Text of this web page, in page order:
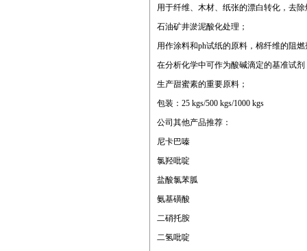
用于纤维、木材、纸张的漂白转化，去
石油矿井淤泥酸化处理；
用作涂料和ph试纸的原料，棉纤维的阻
在分析化学中可作为酸碱滴定的基准试剂
生产甜蜜素的重要原料；
包装：25 kgs/500 kgs/1000 kgs
公司其他产品推荐：
尼卡巴嗪
氯羟吡啶
盐酸氯苯胍
氨基磺酸
二硝托胺
二氢吡啶